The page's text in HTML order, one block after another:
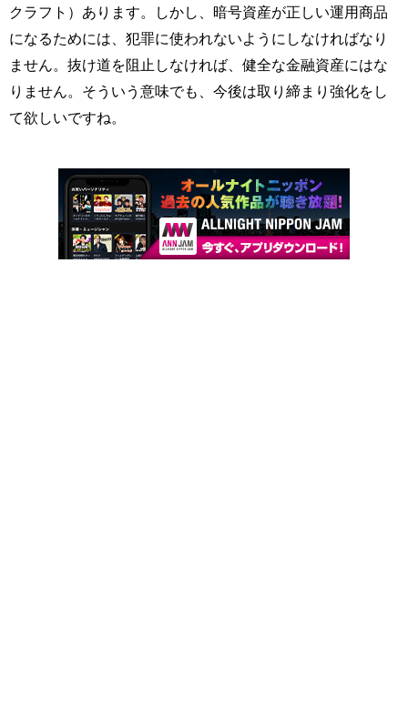
クラフト）あります。しかし、暗号資産が正しい運用商品
になるためには、犯罪に使われないようにしなければなり
ません。抜け道を阻止しなければ、健全な金融資産にはな
りません。そういう意味でも、今後は取り締まり強化をし
て欲しいですね。